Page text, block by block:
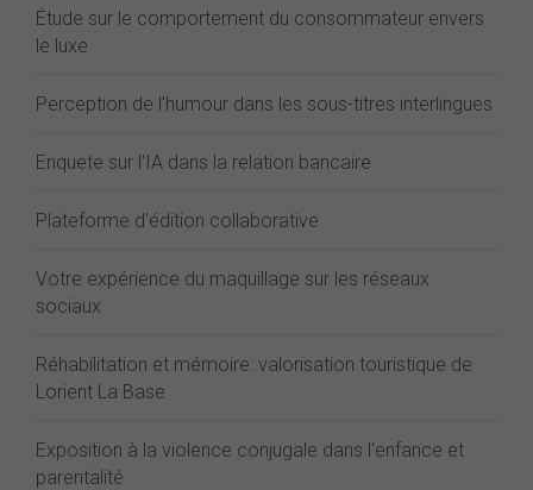
Étude sur le comportement du consommateur envers
le luxe
Perception de l'humour dans les sous-titres interlingues
Enquete sur l'IA dans la relation bancaire
Plateforme d'édition collaborative
Votre expérience du maquillage sur les réseaux
sociaux
Réhabilitation et mémoire: valorisation touristique de
Lorient La Base
Exposition à la violence conjugale dans l'enfance et
parentalité